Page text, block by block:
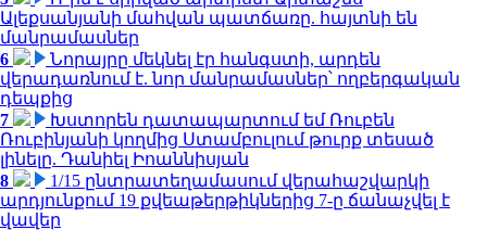
Ալեքսանյանի մահվան պատճառը. հայտնի են
մանրամասներ
6
Նորայրը մեկնել էր հանգստի, արդեն
վերադառնում է. նոր մանրամասներ՝ ողբերգական
դեպքից
7
Խստորեն դատապարտում եմ Ռուբեն
Ռուբինյանի կողմից Ստամբուլում թուրք տեսած
լինելը. Դանիել Իոաննիսյան
8
1/15 ընտրատեղամասում վերահաշվարկի
արդյունքում 19 քվեաթերթիկներից 7-ը ճանաչվել է
վավեր